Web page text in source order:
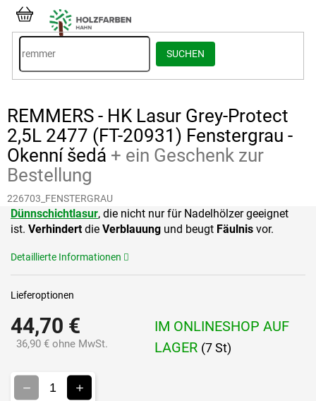
Inhalt
springen
SUCHEN
WARENKORB
REMMERS - HK Lasur Grey-Protect
2,5L 2477 (FT-20931) Fenstergrau -
Okenní šedá + ein Geschenk zur
Bestellung
226703_FENSTERGRAU
44,70 €
36,90 € ohne MwSt.
IM ONLINESHOP AUF
LAGER (7 St)
Lieferoptionen
Dünnschichtlasur, die nicht nur für Nadelhölzer geeignet
ist. Verhindertdie Verblauung und beugt Fäulnis vor.
Detaillierte Informationen